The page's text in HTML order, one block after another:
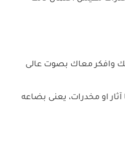
وافكر معاك بصوت عالى
او مخدرات، يعنى بضاعه